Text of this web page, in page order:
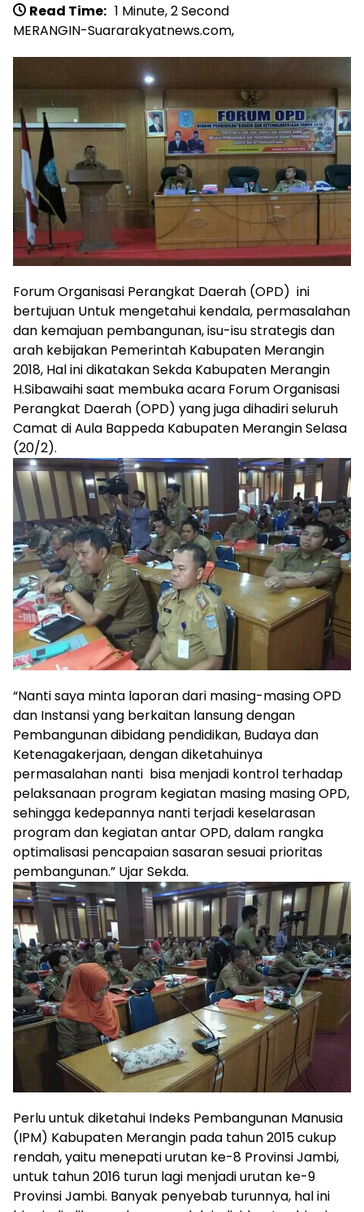
Read Time: 1 Minute, 2 Second
MERANGIN-Suararakyatnews.com,
Forum Organisasi Perangkat Daerah (OPD) ini
bertujuan Untuk mengetahui kendala, permasalahan
dan kemajuan pembangunan, isu-isu strategis dan
arah kebijakan Pemerintah Kabupaten Merangin
2018, Hal ini dikatakan Sekda Kabupaten Merangin
H.Sibawaihi saat membuka acara Forum Organisasi
Perangkat Daerah (OPD) yang juga dihadiri seluruh
Camat di Aula Bappeda Kabupaten Merangin Selasa
(20/2).
“Nanti saya minta laporan dari masing-masing OPD
dan Instansi yang berkaitan lansung dengan
Pembangunan dibidang pendidikan, Budaya dan
Ketenagakerjaan, dengan diketahuinya
permasalahan nanti bisa menjadi kontrol terhadap
pelaksanaan program kegiatan masing masing OPD,
sehingga kedepannya nanti terjadi keselarasan
program dan kegiatan antar OPD, dalam rangka
optimalisasi pencapaian sasaran sesuai prioritas
pembangunan.” Ujar Sekda.
Perlu untuk diketahui Indeks Pembangunan Manusia
(IPM) Kabupaten Merangin pada tahun 2015 cukup
rendah, yaitu menepati urutan ke-8 Provinsi Jambi,
untuk tahun 2016 turun lagi menjadi urutan ke-9
Provinsi Jambi. Banyak penyebab turunnya, hal ini